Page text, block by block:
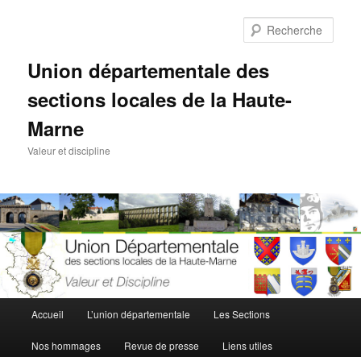
Union départementale des
sections locales de la Haute-
Marne
Valeur et discipline
principal
Accueil L’union départementale Les Sections
Nos hommages Revue de presse Liens utiles